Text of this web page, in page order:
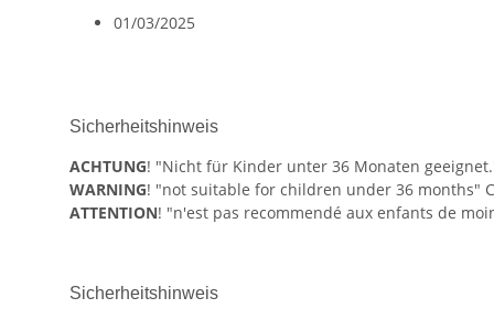
01/03/2025
Sicherheitshinweis
ACHTUNG! "Nicht für Kinder unter 36 Monaten
WARNING! "not suitable for children under 36 months"
ATTENTION! "n'est pas recommendé aux enfants de
Sicherheitshinweis